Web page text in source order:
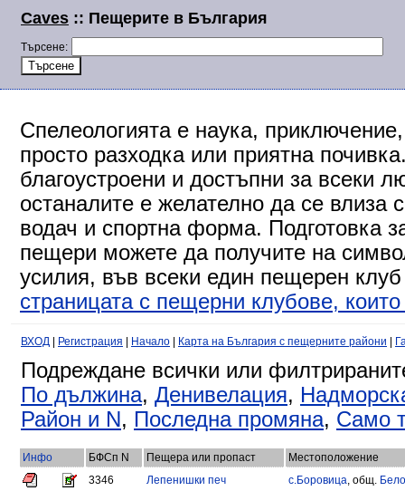
Caves :: Пещерите в България
Търсене:
Спелеологията е наука,
просто разходка или приятна
благоустроени и достъпни за всеки
останалите е желателно да се влиза
водач и спортна форма. Подготовка
пещери можете да получите на
усилия, във всеки един пещерен
страницата с пещерни клубове,
ВХОД Регистрация Начало Карта на България с пещерните райони
Подреждане всички или
По дължина, Денивелация,
Район и N, Последна промяна, Само
Инфо БФСп N Пещера или пропаст
Местоположение
3346
Лепенишки печ с.Боровица, общ.